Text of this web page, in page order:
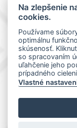
Perlon, spol.
Teslova 1129/
IČ: 64086119
DIČ:
Na zlepšenie
cookies.
Používame
optimálnu
skúsenosť.
so spracovaním
uľahčenie jeho
prípadného
Vlastné